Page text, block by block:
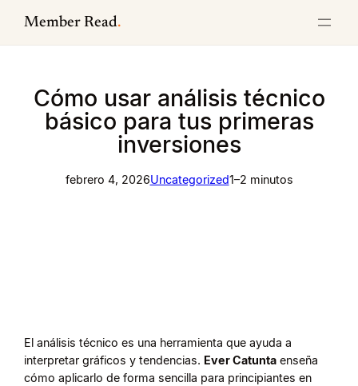
contenido
Member Read.
Cómo usar análisis técnico
básico para tus primeras
inversiones
febrero 4, 2026Uncategorized1–2 minutos
El análisis técnico es una herramienta que ayuda a
interpretar gráficos y tendencias. Ever Catunta enseña
cómo aplicarlo de forma sencilla para principiantes en